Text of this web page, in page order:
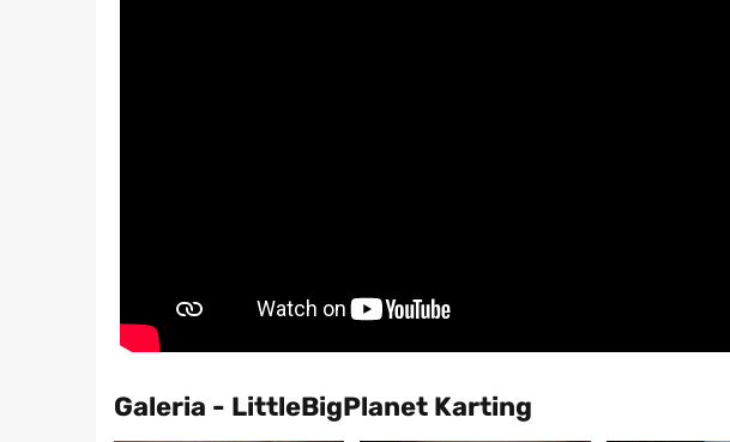
Galeria - LittleBigPlanet Karting